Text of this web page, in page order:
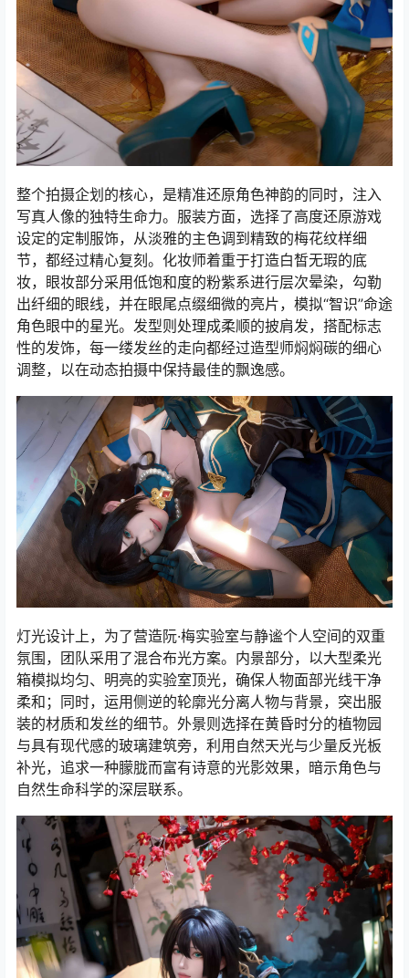
整个拍摄企划的核心，是精准还原角色神韵的同时，注入
写真人像的独特生命力。服装方面，选择了高度还原游戏
设定的定制服饰，从淡雅的主色调到精致的梅花纹样细
节，都经过精心复刻。化妆师着重于打造白皙无瑕的底
妆，眼妆部分采用低饱和度的粉紫系进行层次晕染，勾勒
出纤细的眼线，并在眼尾点缀细微的亮片，模拟“智识”命途
角色眼中的星光。发型则处理成柔顺的披肩发，搭配标志
性的发饰，每一缕发丝的走向都经过造型师焖焖碳的细心
调整，以在动态拍摄中保持最佳的飘逸感。
灯光设计上，为了营造阮·梅实验室与静谧个人空间的双重
氛围，团队采用了混合布光方案。内景部分，以大型柔光
箱模拟均匀、明亮的实验室顶光，确保人物面部光线干净
柔和；同时，运用侧逆的轮廓光分离人物与背景，突出服
装的材质和发丝的细节。外景则选择在黄昏时分的植物园
与具有现代感的玻璃建筑旁，利用自然天光与少量反光板
补光，追求一种朦胧而富有诗意的光影效果，暗示角色与
自然生命科学的深层联系。